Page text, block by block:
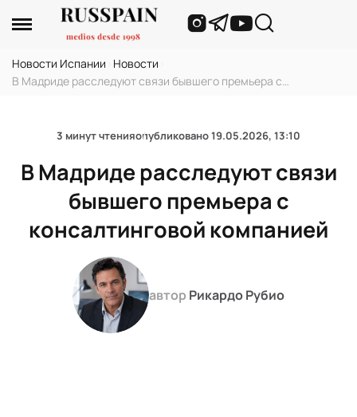
Новости Испании Новости
В Мадриде расследуют связи бывшего премьера с
3 минут чтенияопубликовано19.05.2026, 13:10
В Мадриде расследуют связи
бывшего премьера с
консалтинговой компанией
автор Рикардо Рубио